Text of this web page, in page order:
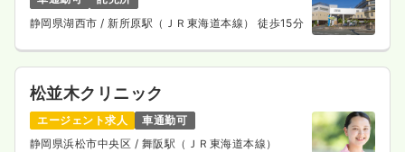
静岡県湖西市 / 新所原駅（ＪＲ東海道本線） 徒歩15分
松並木クリニック
エージェント求人
車通勤可
静岡県浜松市中央区 / 舞阪駅（ＪＲ東海道本線）